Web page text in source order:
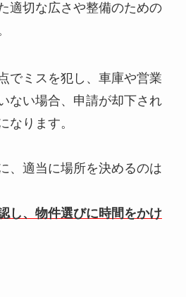
適切な広さや整備のための
でミスを犯し、車庫や営業
ない場合、申請が却下され
なります。
、適当に場所を決めるのは
し、物件選びに時間をかけ